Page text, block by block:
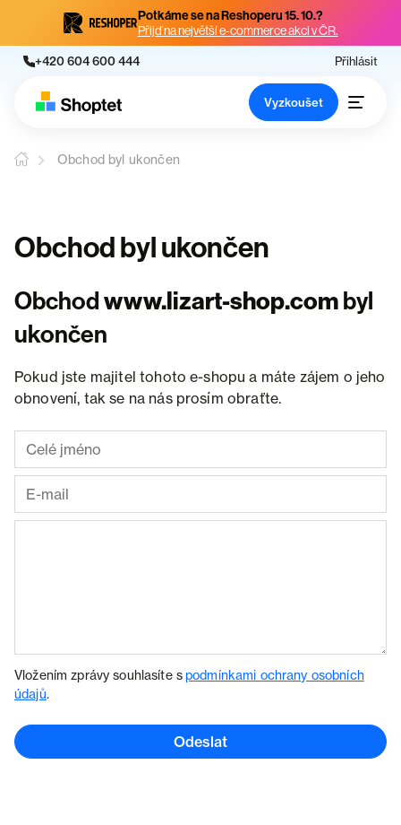
Potkáme se na Reshoperu 15. 10.?
Přijď na největší e-commerce akci v ČR.
+420 604 600 444 Přihlásit
Vyzkoušet
Obchod byl ukončen
Obchod byl ukončen
Obchodwww.lizart-shop.combyl
ukončen
Pokud jste majitel tohoto e-shopu a máte zájem o jeho
obnovení, tak se na nás prosím obraťte.
Vložením zprávy souhlasíte spodmínkami ochrany osobních
údajů.
Odeslat